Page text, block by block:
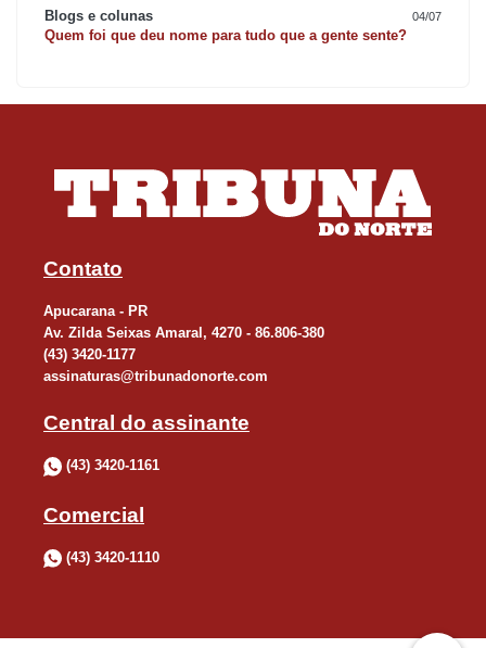
Blogs e colunas 04/07
Quem foi que deu nome para tudo que a gente sente?
Contato
Apucarana - PR
Av. Zilda Seixas Amaral, 4270 - 86.806-380
(43) 3420-1177
assinaturas@tribunadonorte.com
Central do assinante
(43) 3420-1161
Comercial
(43) 3420-1110